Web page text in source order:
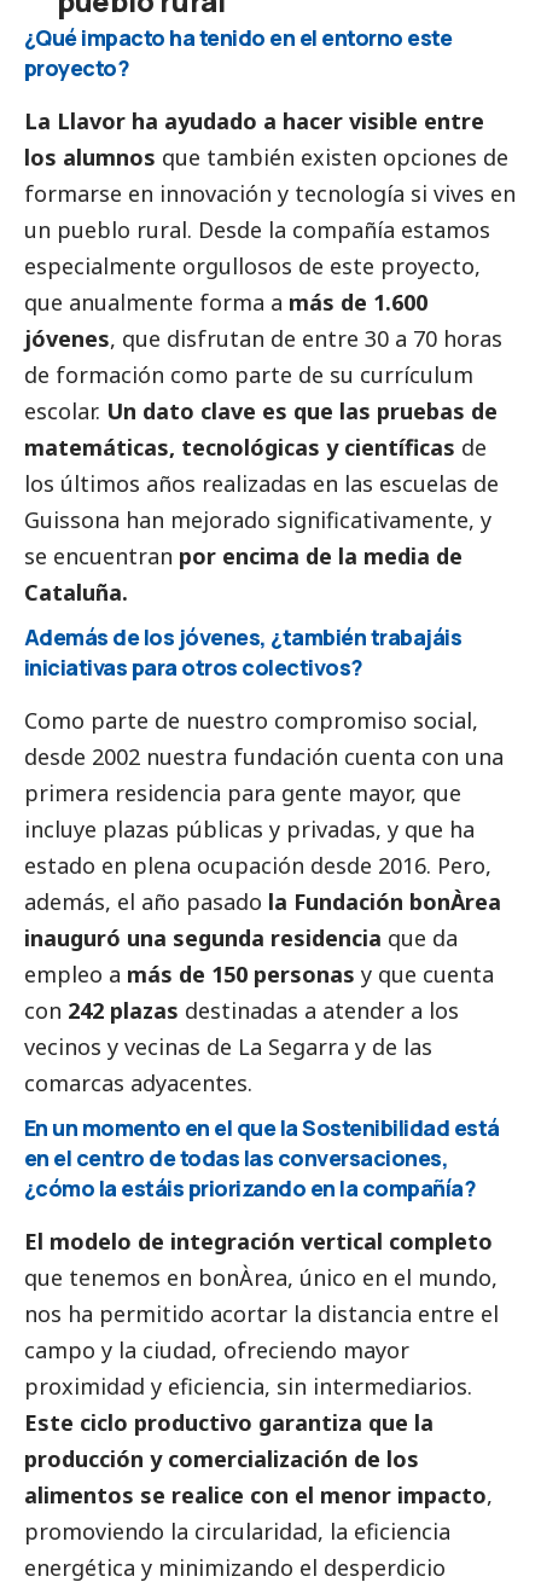
¿Qué impacto ha tenido en el entorno este
proyecto?
La Llavor ha ayudado a hacer visible entre
los alumnos que también existen opciones de
formarse en innovación y tecnología si vives en
un pueblo rural. Desde la compañía estamos
especialmente orgullosos de este proyecto,
que anualmente forma a más de 1.600
jóvenes, que disfrutan de entre 30 a 70 horas
de formación como parte de su currículum
escolar. Un dato clave es que las pruebas de
matemáticas, tecnológicas y científicas de
los últimos años realizadas en las escuelas de
Guissona han mejorado significativamente, y
se encuentran por encima de la media de
Cataluña.
Además de los jóvenes, ¿también trabajáis
iniciativas para otros colectivos?
Como parte de nuestro compromiso social,
desde 2002 nuestra fundación cuenta con una
primera residencia para gente mayor, que
incluye plazas públicas y privadas, y que ha
estado en plena ocupación desde 2016. Pero,
además, el año pasado la Fundación bonÀrea
inauguró una segunda residencia que da
empleo a más de 150 personas y que cuenta
con 242 plazas destinadas a atender a los
vecinos y vecinas de La Segarra y de las
comarcas adyacentes.
En un momento en el que la Sostenibilidad está
en el centro de todas las conversaciones,
¿cómo la estáis priorizando en la compañía?
El modelo de integración vertical completo
que tenemos en bonÀrea, único en el mundo,
nos ha permitido acortar la distancia entre el
campo y la ciudad, ofreciendo mayor
proximidad y eficiencia, sin intermediarios.
Este ciclo productivo garantiza que la
producción y comercialización de los
alimentos se realice con el menor impacto,
promoviendo la circularidad, la eficiencia
energética y minimizando el desperdicio